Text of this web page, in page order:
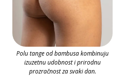
Polu tange od bambusa kombinuju
izuzetnu udobnost i prirodnu
prozračnost za svaki dan.